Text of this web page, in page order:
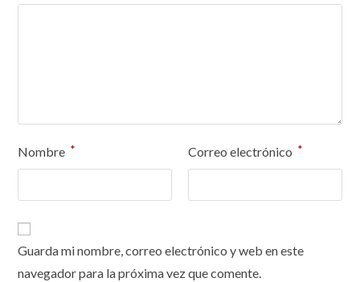
Nombre * Correo electrónico *
Guarda mi nombre, correo electrónico y web en este
navegador para la próxima vez que comente.